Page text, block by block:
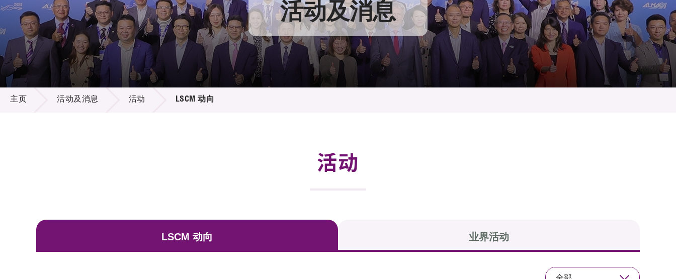
组织架构
董事局
研究顾问
招标通告
供应商登记
重点项目
资助计划
税务优惠
申请
评审
征求研发项目计划书
项目资料库
新闻中心
媒体报导
新闻稿
资讯中心
多媒体
会员登入 活动及消息
活动及消息
主页 活动及消息 活动 LSCM 动向
活动
LSCM 动向 业界活动